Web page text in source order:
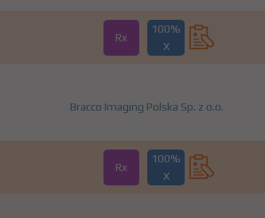
Rx
100%
X
Bracco Imaging Polska Sp. z o.o.
Rx
100%
X